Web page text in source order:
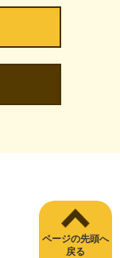
ページの先頭へ
戻る